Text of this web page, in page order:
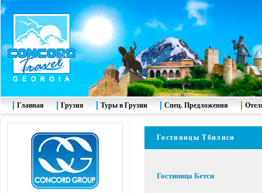
ГостиницыТбилиси
Гостиница Бетси
Главная Грузия Туры в Грузии Спец. Предложения